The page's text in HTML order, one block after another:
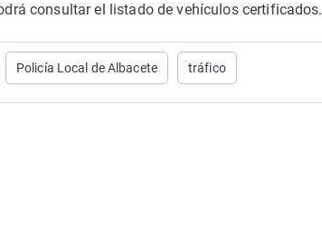
consultar el listado de vehículos certificados.
Policía Local de Albacete tráfico